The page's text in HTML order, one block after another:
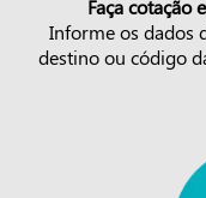
Faça cotação
Informe os dados
destino ou código